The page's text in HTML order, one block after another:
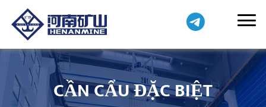
CẦN CẨU ĐẶC BIỆT